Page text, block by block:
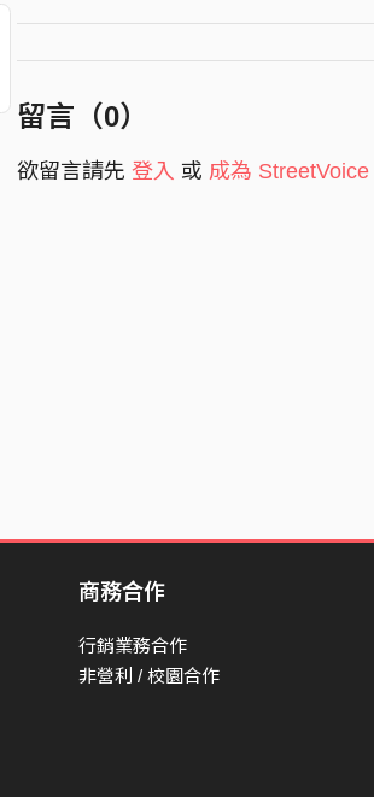
Through your glow
And now you’re howling
Now in the haze
My crying arc
My blood
留言（0）
欲留言請先 登入 或 成為 StreetVoice
商務合作
行銷業務合作
非營利 / 校園合作